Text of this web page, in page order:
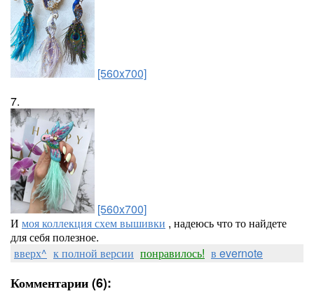
[560x700]
7.
[560x700]
И моя коллекция схем вышивки , надеюсь что то найдете
для себя полезное.
вверх^ к полной версии понравилось! в evernote
Комментарии (6):